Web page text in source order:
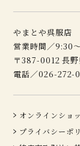
やまとや呉服店
営業時間／9:30
〒387-0012 長
電話／026-
オンラインショ
プライバシーポ